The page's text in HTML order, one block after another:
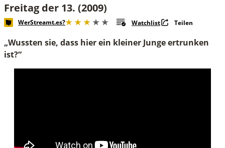
Freitag der 13. (2009)
WerStreamt.es? Watchlist Teilen
„Wussten sie, dass hier ein kleiner Junge ertrunken
ist?“